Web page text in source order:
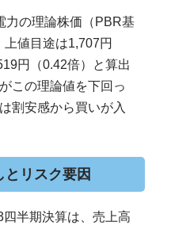
力の理論株価（PBR基
値目途は1,707円
円（0.42倍）と算出
この理論値を下回っ
割安感から買いが入
リスク要因
半期決算は、売上高